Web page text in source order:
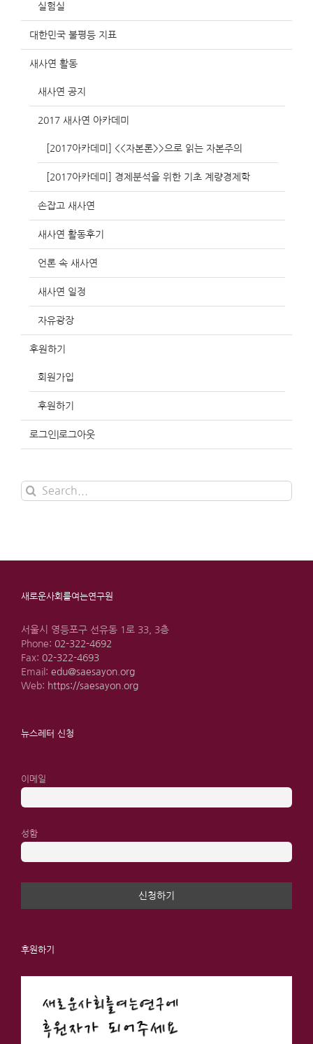
실험실
대한민국 불평등 지표
새사연 활동
새사연 공지
2017 새사연 아카데미
[2017아카데미] <<자본론>>으로 읽는 자본주의
[2017아카데미] 경제분석을 위한 기초 계량경제학
손잡고 새사연
새사연 활동후기
언론 속 새사연
새사연 일정
자유광장
후원하기
회원가입
후원하기
로그인|로그아웃
Search
for:
새로운사회를여는연구원
서울시 영등포구 선유동 1로 33, 3층
Phone: 02-322-4692
Fax: 02-322-4693
Email: edu@saesayon.org
Web: https://saesayon.org
뉴스레터 신청
이메일
성함
후원하기